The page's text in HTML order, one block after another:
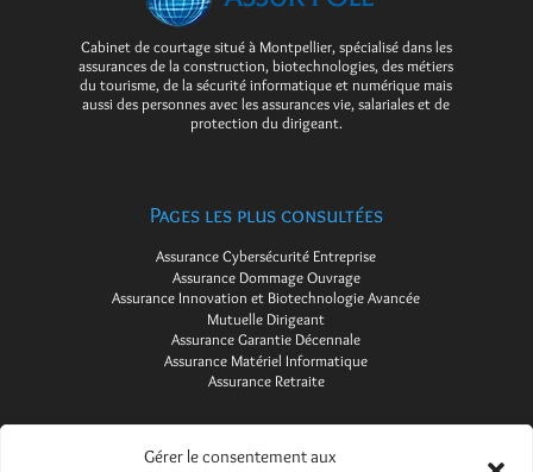
Gérer le consentement aux
Cabinet de courtage situé à Montpellier, spécialisé dans les
assurances de la construction, biotechnologies, des métiers
du tourisme, de la sécurité informatique et numérique mais
aussi des personnes avec les assurances vie, salariales et de
protection du dirigeant.
Pages les plus consultées
Assurance Cybersécurité Entreprise
Assurance Dommage Ouvrage
Assurance Innovation et Biotechnologie Avancée
Mutuelle Dirigeant
Assurance Garantie Décennale
Assurance Matériel Informatique
Assurance Retraite